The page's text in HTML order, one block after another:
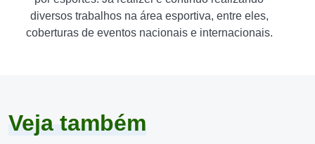
diversos trabalhos na área esportiva, entre eles,
coberturas de eventos nacionais e internacionais.
Veja também